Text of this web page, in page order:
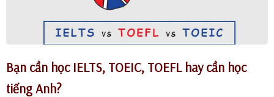
Bạn cần học IELTS, TOEIC, TOEFL hay cần học
tiếng Anh?